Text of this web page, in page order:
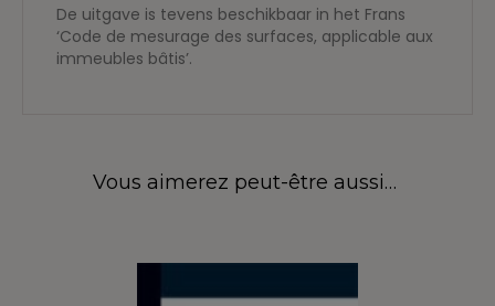
De uitgave is tevens beschikbaar in het Frans
‘Code de mesurage des surfaces, applicable aux
immeubles bâtis’.
Vous aimerez peut-être aussi…